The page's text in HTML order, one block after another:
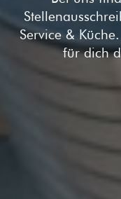
Service &
für dich